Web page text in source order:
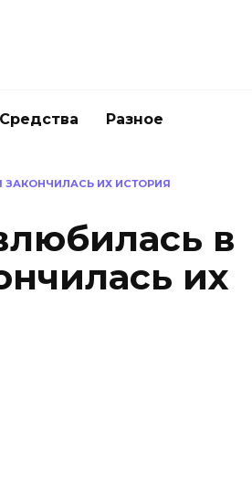
Средства Разное
ИХ ИСТОРИЯ
в
их